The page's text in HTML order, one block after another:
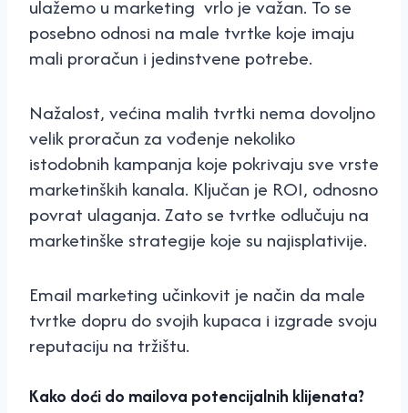
ulažemo u marketing vrlo je važan. To se
posebno odnosi na male tvrtke koje imaju
mali proračun i jedinstvene potrebe.
Nažalost, većina malih tvrtki nema dovoljno
velik proračun za vođenje nekoliko
istodobnih kampanja koje pokrivaju sve vrste
marketinških kanala. Ključan je ROI, odnosno
povrat ulaganja. Zato se tvrtke odlučuju na
marketinške strategije koje su najisplativije.
Email marketing učinkovit je način da male
tvrtke dopru do svojih kupaca i izgrade svoju
reputaciju na tržištu.
Kako doći do mailova potencijalnih klijenata?